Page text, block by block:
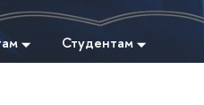
Студентам